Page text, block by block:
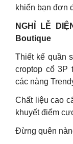
khiến bạn đơn
NGHỈ LỄ
Boutique
Thiết kế quần
croptop cổ 3P
các nàng
Chất liệu cao
khuyết điểm
Đừng quên